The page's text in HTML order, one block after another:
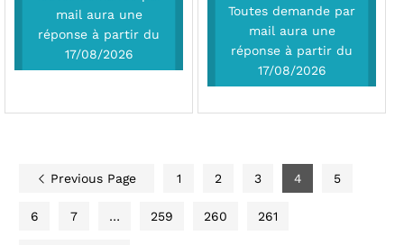
mail aura une
réponse à partir du
17/08/2026
Toutes demande par
mail aura une
réponse à partir du
17/08/2026
Previous Page 1 2 3 4 5
6 7 … 259 260 261